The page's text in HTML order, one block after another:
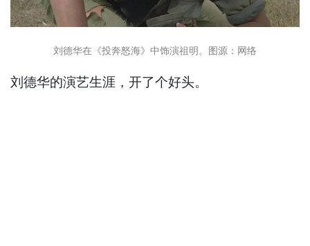
刘德华在《投奔怒海》中饰演祖明。图源：网络
刘德华的演艺生涯，开了个好头。